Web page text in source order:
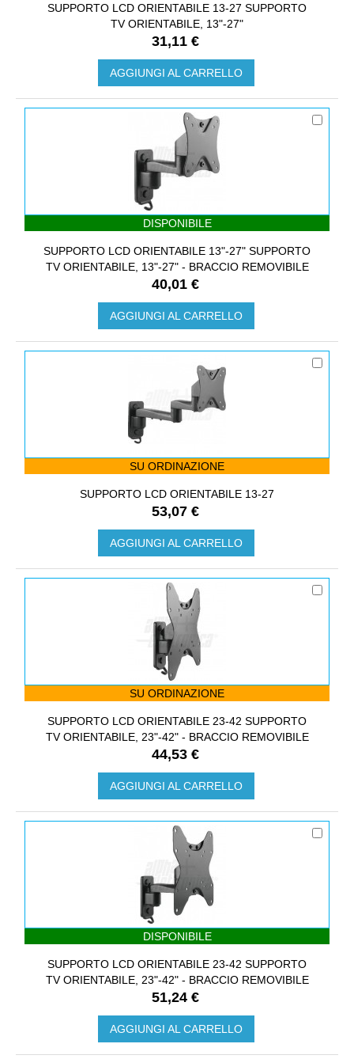
SUPPORTO LCD ORIENTABILE 13-27 SUPPORTO
TV ORIENTABILE, 13"-27"
31,11 €
AGGIUNGI AL CARRELLO
DISPONIBILE
SUPPORTO LCD ORIENTABILE 13"-27" SUPPORTO
TV ORIENTABILE, 13"-27" - BRACCIO REMOVIBILE
40,01 €
AGGIUNGI AL CARRELLO
SU ORDINAZIONE
SUPPORTO LCD ORIENTABILE 13-27
53,07 €
AGGIUNGI AL CARRELLO
SU ORDINAZIONE
SUPPORTO LCD ORIENTABILE 23-42 SUPPORTO
TV ORIENTABILE, 23"-42" - BRACCIO REMOVIBILE
44,53 €
AGGIUNGI AL CARRELLO
DISPONIBILE
SUPPORTO LCD ORIENTABILE 23-42 SUPPORTO
TV ORIENTABILE, 23"-42" - BRACCIO REMOVIBILE
51,24 €
AGGIUNGI AL CARRELLO